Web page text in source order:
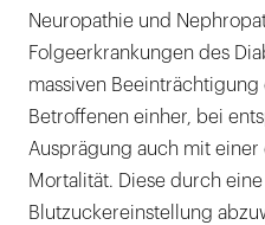
Strikte Blutzucker-
Neuropathie und
Folgeerkrankungen des
massiven
Betroffenen einher, bei
Ausprägung auch mit
Mortalität. Diese durch
Blutzuckereinstellung